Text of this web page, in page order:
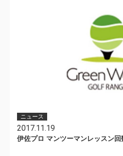
ニュース
2017.11.19
伊佐プロ マンツーマンレッスン